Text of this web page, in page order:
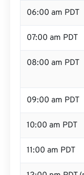
06:00 am PDT
07:00 am PDT
08:00 am PDT
09:00 am PDT
10:00 am PDT
11:00 am PDT